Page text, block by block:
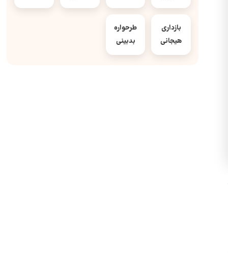
بازداری
هیجانی
طرحواره
بدبینی